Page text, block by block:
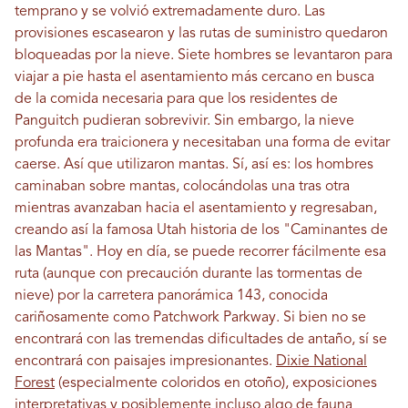
temprano y se volvió extremadamente duro. Las
provisiones escasearon y las rutas de suministro quedaron
bloqueadas por la nieve. Siete hombres se levantaron para
viajar a pie hasta el asentamiento más cercano en busca
de la comida necesaria para que los residentes de
Panguitch pudieran sobrevivir. Sin embargo, la nieve
profunda era traicionera y necesitaban una forma de evitar
caerse. Así que utilizaron mantas. Sí, así es: los hombres
caminaban sobre mantas, colocándolas una tras otra
mientras avanzaban hacia el asentamiento y regresaban,
creando así la famosa Utah historia de los "Caminantes de
las Mantas". Hoy en día, se puede recorrer fácilmente esa
ruta (aunque con precaución durante las tormentas de
nieve) por la carretera panorámica 143, conocida
cariñosamente como Patchwork Parkway. Si bien no se
encontrará con las tremendas dificultades de antaño, sí se
encontrará con paisajes impresionantes. Dixie National
Forest (especialmente coloridos en otoño), exposiciones